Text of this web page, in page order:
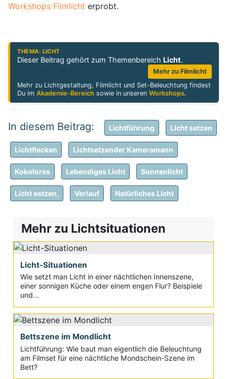
Workshops Filmlicht erprobt.
THEMA: LICHT
Dieser Beitrag gehört zum Themenbereich Licht.
Mehr zu Filmlicht
Mehr zu Lichtgestaltung, Filmlicht und Set-Beleuchtung findest
Du imAkademie-Bereich sowie in unserenWorkshops.
Lichtführung Licht setzen
Lichtflecken Lichtsetzender Kameramann
Kokolores Lebendiges Licht Sonnenlicht
Licht setzen, Verlauf Natürliches Licht
Mehr zu Lichtsituationen
Licht-Situationen
Wie setzt man Licht in einer nächtlichen Innenszene,
einer sonnigen Küche oder einem engen Flur? Beispiele
und...
Bettszene im Mondlicht
Lichtführung: Wie baut man eigentlich die Beleuchtung
am Filmset für eine nächtliche Mondschein-Szene im
Bett?